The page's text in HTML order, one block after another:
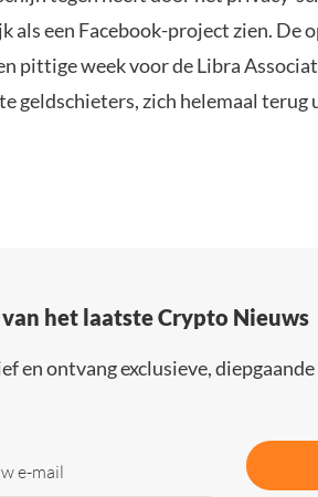
als een Facebook-project zien. De
pittige week voor de Libra
geldschieters, zich helemaal
het laatste Crypto Nieuws
en ontvang exclusieve,
e-mail